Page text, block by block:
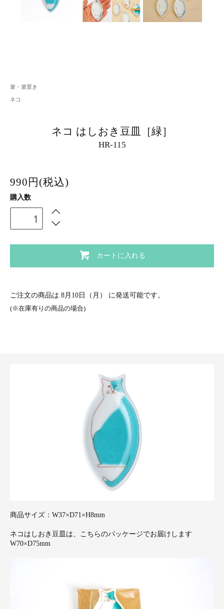
箸・箸置き
ネコ
ネコ はしおき豆皿［緑］
HR-115
990円(税込)
購入数
カートに入れる
ご注文の商品は 8月10日（月） に発送可能です。
(※在庫有りの商品の場合)
商品サイズ：W37×D71×H8mm
ネコはしおき豆皿は、こちらのパッケージでお届けします
W70×D75mm